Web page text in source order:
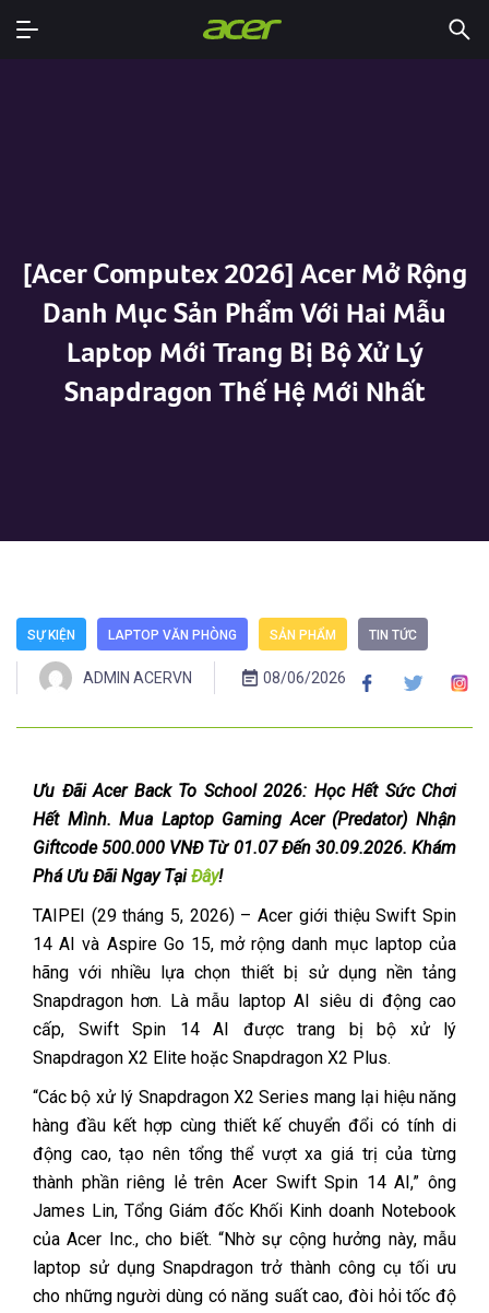
[Acer Computex 2026] Acer Mở Rộng
Danh Mục Sản Phẩm Với Hai Mẫu
Laptop Mới Trang Bị Bộ Xử Lý
Snapdragon Thế Hệ Mới Nhất
SỰ KIỆN LAPTOP VĂN PHÒNG SẢN PHẨM TIN TỨC
ADMIN ACERVN 08/06/2026
Ưu Đãi Acer Back To School 2026: Học Hết Sức Chơi
Hết Mình. Mua Laptop Gaming Acer (Predator) Nhận
Giftcode 500.000 VNĐ Từ 01.07 Đến 30.09.2026. Khám
Phá Ưu Đãi Ngay TạiĐây!
TAIPEI (29 tháng 5, 2026) – Acer giới thiệu Swift Spin
14 AI và Aspire Go 15, mở rộng danh mục laptop của
hãng với nhiều lựa chọn thiết bị sử dụng nền tảng
Snapdragon hơn. Là mẫu laptop AI siêu di động cao
cấp, Swift Spin 14 AI được trang bị bộ xử lý
Snapdragon X2 Elite hoặc Snapdragon X2 Plus.
“Các bộ xử lý Snapdragon X2 Series mang lại hiệu năng
hàng đầu kết hợp cùng thiết kế chuyển đổi có tính di
động cao, tạo nên tổng thể vượt xa giá trị của từng
thành phần riêng lẻ trên Acer Swift Spin 14 AI,” ông
James Lin, Tổng Giám đốc Khối Kinh doanh Notebook
của Acer Inc., cho biết. “Nhờ sự cộng hưởng này, mẫu
laptop sử dụng Snapdragon trở thành công cụ tối ưu
cho những người dùng có năng suất cao, đòi hỏi tốc độ